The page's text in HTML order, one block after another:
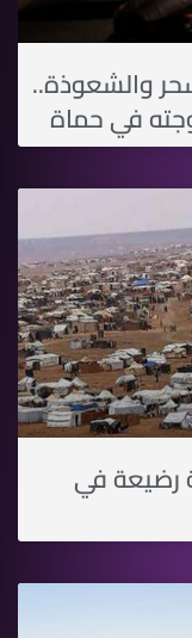
والشعوذة..
في حماة
رضيعة في